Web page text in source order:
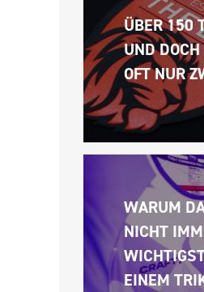
ÜBER 150
UND
OFT NUR
WARUM
NICHT
EINEM